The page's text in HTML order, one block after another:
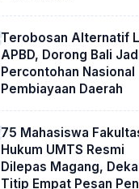
Terobosan Alternatif
APBD, Dorong Bali
Percontohan Nasional
Pembiayaan Daerah
75 Mahasiswa
Hukum UMTS Resmi
Dilepas Magang,
Titip Empat Pesan